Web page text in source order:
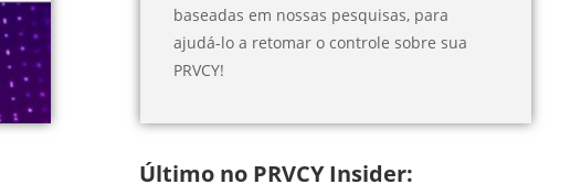
baseadas em nossas pesquisas, para
ajudá-lo a retomar o controle sobre sua
PRVCY!
Último no PRVCY Insider: